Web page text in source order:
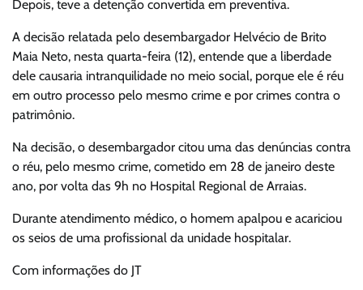
Depois, teve a detenção convertida em preventiva.
A decisão relatada pelo desembargador Helvécio de Brito
Maia Neto, nesta quarta-feira (12), entende que a liberdade
dele causaria intranquilidade no meio social, porque ele é réu
em outro processo pelo mesmo crime e por crimes contra o
patrimônio.
Na decisão, o desembargador citou uma das denúncias contra
o réu, pelo mesmo crime, cometido em 28 de janeiro deste
ano, por volta das 9h no Hospital Regional de Arraias.
Durante atendimento médico, o homem apalpou e acariciou
os seios de uma profissional da unidade hospitalar.
Com informações do JT